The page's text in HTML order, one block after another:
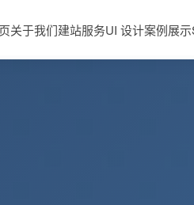
关于我们建站服务UI 设计案例展示